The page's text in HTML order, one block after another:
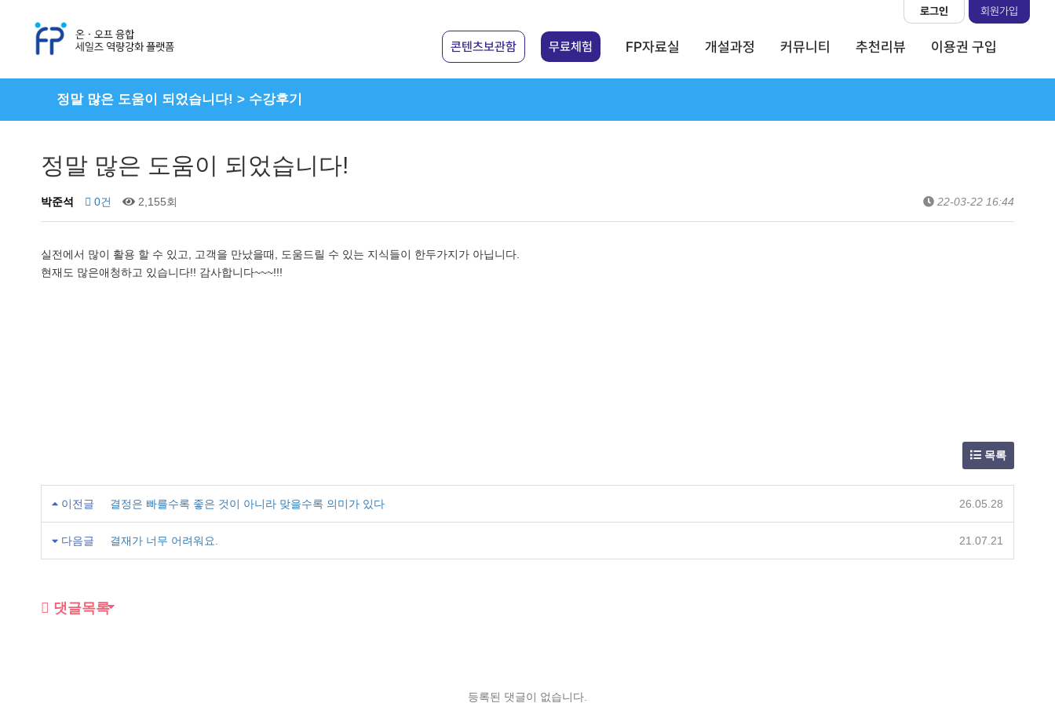
콘텐츠보관함 무료체험 FP자료실 개설과정 커뮤니티 추천리뷰 이용권 구입
로그인 회원가입
정말 많은 도움이 되었습니다! > 수강후기
정말 많은 도움이 되었습니다!
박준석 0건 2,155회 22-03-22 16:44
실전에서 많이 활용 할 수 있고, 고객을 만났을때, 도움드릴 수 있는 지식들이 한두가지가 아닙니다.
현재도 많은애청하고 있습니다!! 감사합니다~~~!!!
목록
이전글 결정은 빠를수록 좋은 것이 아니라 맞을수록 의미가 있다 26.05.28
다음글 결재가 너무 어려워요. 21.07.21
댓글목록
등록된 댓글이 없습니다.